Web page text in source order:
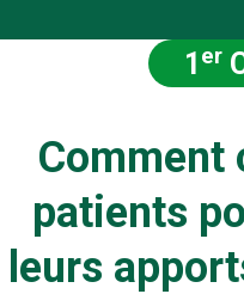
1 er
Comment
patients
leurs